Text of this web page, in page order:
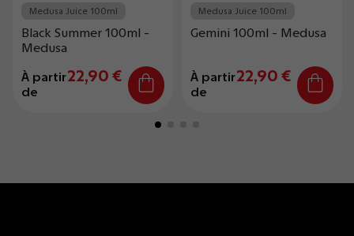
Medusa Juice 100ml
Black Summer 100ml -
Medusa
À partir
de
22,90 €
Medusa Juice 100ml
Gemini 100ml - Medusa
À partir
de
22,90 €